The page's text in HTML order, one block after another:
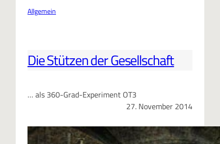
Allgemein
Die Stützen der Gesellschaft
… als 360-Grad-Experiment OT3
27. November 2014